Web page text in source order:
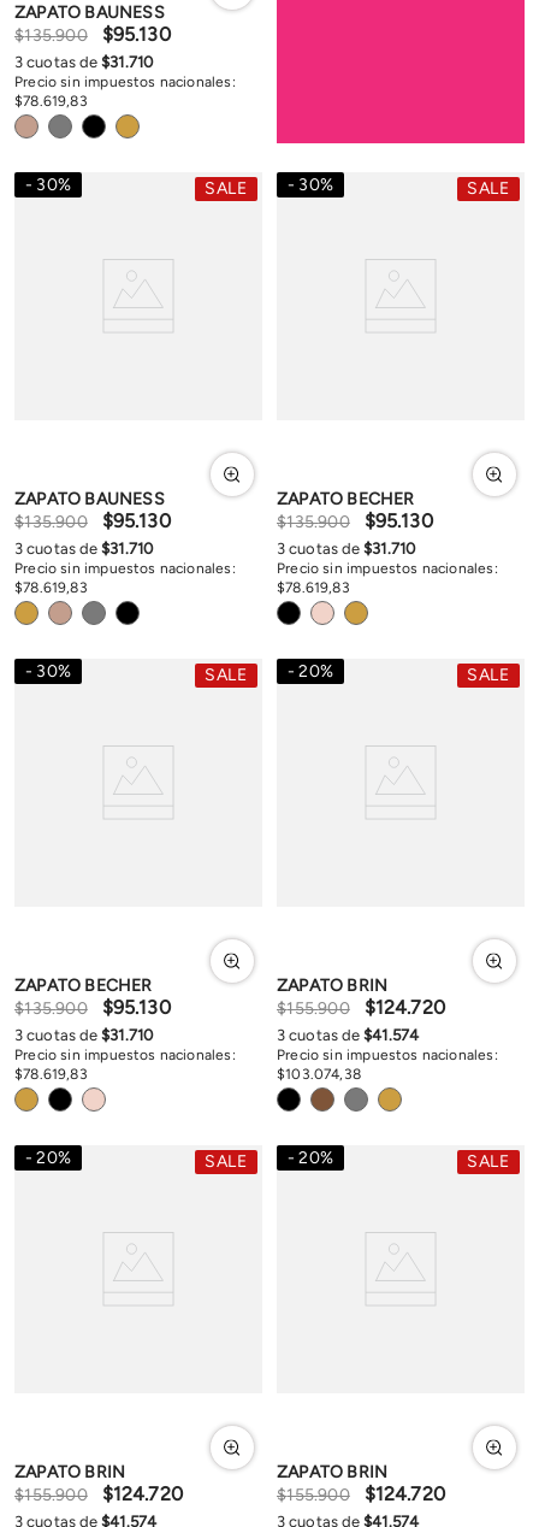
ZAPATO BAUNESS
$135.900 $95.130
Precio sin impuestos nacionales:
$78 619,83
3 cuotas de$31.710
30% SALE
ZAPATO BAUNESS
$135.900 $95.130
Precio sin impuestos nacionales:
$78 619,83
3 cuotas de$31.710
30% SALE
ZAPATO BECHER
$135.900 $95.130
Precio sin impuestos nacionales:
$78 619,83
3 cuotas de$31.710
30% SALE
ZAPATO BECHER
$135.900 $95.130
Precio sin impuestos nacionales:
$78 619,83
3 cuotas de$31.710
20% SALE
ZAPATO BRIN
$155.900 $124.720
Precio sin impuestos nacionales:
$103 074, 38
3 cuotas de$41.574
20% SALE
ZAPATO BRIN
$155.900 $124.720
3 cuotas de$41.574
20% SALE
ZAPATO BRIN
$155.900 $124.720
3 cuotas de$41.574